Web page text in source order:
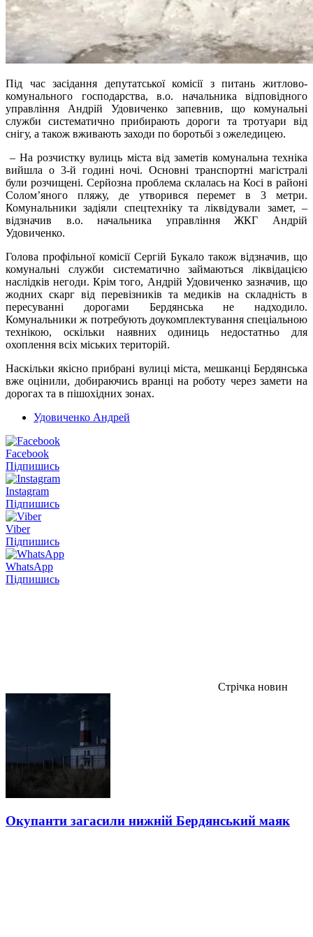
Під час засідання депутатської комісії з питань житлово-
комунального господарства, в.о. начальника відповідного
управління Андрій Удовиченко запевнив, що комунальні
служби систематично прибирають дороги та тротуари від
снігу, а також вживають заходи по боротьбі з ожеледицею.
– На розчистку вулиць міста від заметів комунальна техніка
вийшла о 3-й годині ночі. Основні транспортні магістралі
були розчищені. Серйозна проблема склалась на Косі в районі
Солом’яного пляжу, де утворився перемет в 3 метри.
Комунальники задіяли спецтехніку та ліквідували замет, –
відзначив в.о. начальника управління ЖКГ Андрій
Удовиченко.
Голова профільної комісії Сергій Букало також відзначив, що
комунальні служби систематично займаються ліквідацією
наслідків негоди. Крім того, Андрій Удовиченко зазначив, що
жодних скарг від перевізників та медиків на складність в
пересуванні дорогами Бердянська не надходило.
Комунальники ж потребують доукомплектування спеціальною
технікою, оскільки наявних одиниць недостатньо для
охоплення всіх міських територій.
Наскільки якісно прибрані вулиці міста, мешканці Бердянська
вже оцінили, добираючись вранці на роботу через замети на
дорогах та в пішохідних зонах.
Удовиченко Андрей
Facebook
Підпишись
Instagram
Підпишись
Viber
Підпишись
WhatsApp
Підпишись
Стрічка новин
Окупанти загасили нижній Бердянський маяк